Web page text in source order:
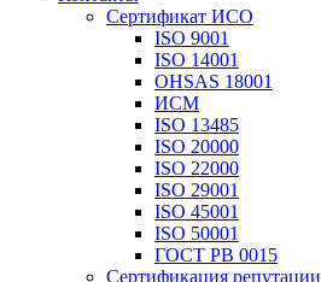
Сертификат ИСО
ISO 9001
ISO 14001
OHSAS 18001
ИСМ
ISO 13485
ISO 20000
ISO 22000
ISO 29001
ISO 45001
ISO 50001
ГОСТ РВ 0015
Сертификация репутации